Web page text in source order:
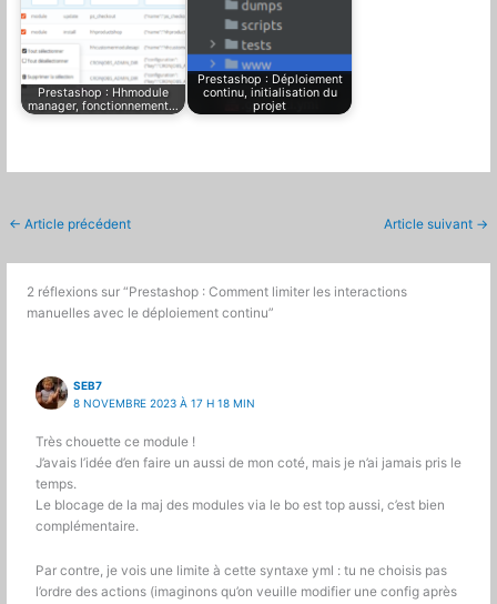
Prestashop : Hhmodule
manager, fonctionnement…
Prestashop : Déploiement
continu, initialisation du
projet
← Article précédent Article suivant →
2 réflexions sur “Prestashop : Comment limiter les interactions
manuelles avec le déploiement continu”
SEB7
8 NOVEMBRE 2023 À 17 H 18 MIN
Très chouette ce module !
J’avais l’idée d’en faire un aussi de mon coté, mais je n’ai jamais pris le
temps.
Le blocage de la maj des modules via le bo est top aussi, c’est bien
complémentaire.
Par contre, je vois une limite à cette syntaxe yml : tu ne choisis pas
l’ordre des actions (imaginons qu’on veuille modifier une config après